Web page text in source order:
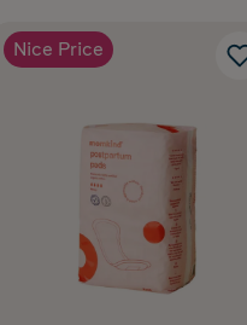
Nice Price